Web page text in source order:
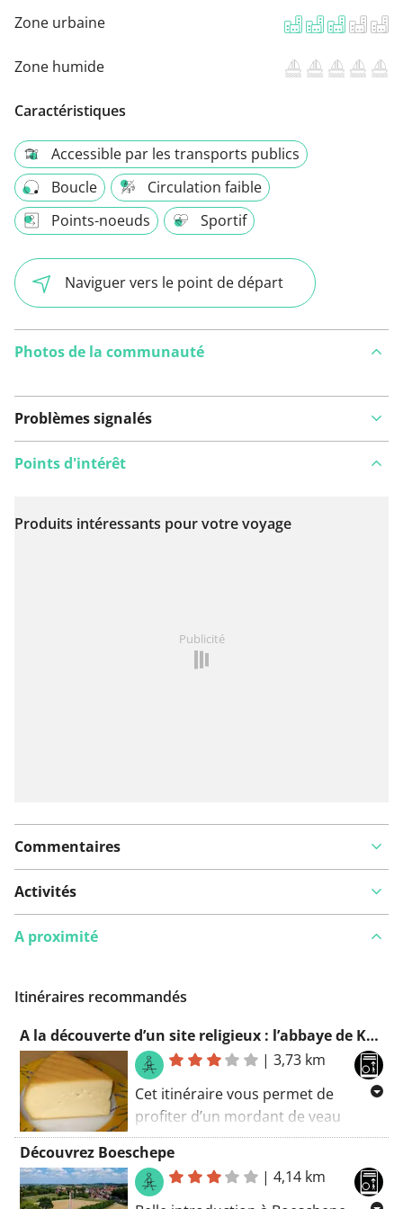
Zone urbaine
Zone humide
Caractéristiques
Accessible par les transports publics
Boucle
Circulation faible
Points-noeuds
Sportif
Naviguer vers le point de départ
Photos de la communauté
Problèmes signalés
Voir sur la carte
Points d'intérêt
Produits intéressants pour votre voyage
Publicité
Commentaires
Activités
A proximité
Itinéraires recommandés
A la découverte d’un site religieux : l’abbaye de Katsberg
|3,73 km
Cet itinéraire vous permet de
profiter d’un mordant de veau
(Catsberg). Assurez-vous de
regarder autour de vous. Sinon,
vous manquerez quelques joyaux le
Découvrez Boeschepe
|4,14 km